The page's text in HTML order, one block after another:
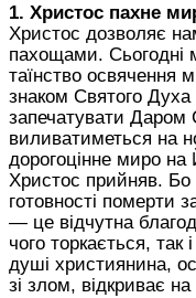
1. Христос пахне
Христос дозволяє
пахощами. Сьогодні
таїнство освячення
знаком Святого Духа
запечатувати Даром
виливатиметься на
дорогоцінне миро
Христос прийняв.
готовності померти
— це відчутна
чого торкається, так
душі християнина,
зі злом, відкриває на